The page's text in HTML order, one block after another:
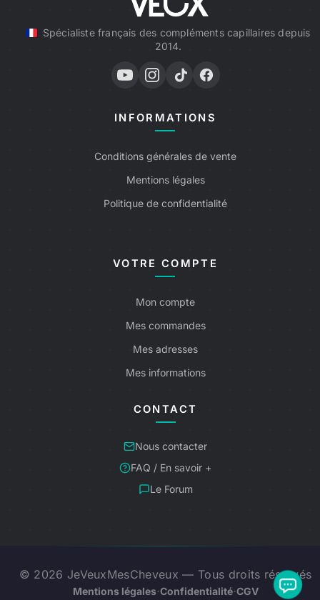
Spécialiste français des compléments capillaires depuis
2014.
INFORMATIONS
Conditions générales de vente
Mentions légales
Politique de confidentialité
VOTRE COMPTE
Mon compte
Mes commandes
Mes adresses
Mes informations
CONTACT
Nous contacter
FAQ / En savoir +
Le Forum
© 2026 JeVeuxMesCheveux — Tous droits réservés
Mentions légales·Confidentialité·CGV